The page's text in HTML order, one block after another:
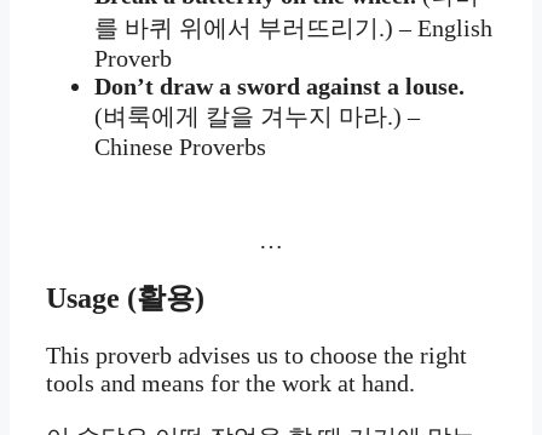
를 바퀴 위에서 부러뜨리기.) – English
Proverb
Don’t draw a sword against a louse.
(벼룩에게 칼을 겨누지 마라.) –
Chinese Proverbs
…
Usage (활용)
This proverb advises us to choose the right
tools and means for the work at hand.